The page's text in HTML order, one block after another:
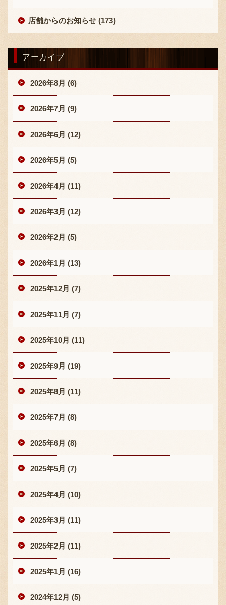
店舗からのお知らせ (173)
アーカイブ
2026年8月 (6)
2026年7月 (9)
2026年6月 (12)
2026年5月 (5)
2026年4月 (11)
2026年3月 (12)
2026年2月 (5)
2026年1月 (13)
2025年12月 (7)
2025年11月 (7)
2025年10月 (11)
2025年9月 (19)
2025年8月 (11)
2025年7月 (8)
2025年6月 (8)
2025年5月 (7)
2025年4月 (10)
2025年3月 (11)
2025年2月 (11)
2025年1月 (16)
2024年12月 (5)